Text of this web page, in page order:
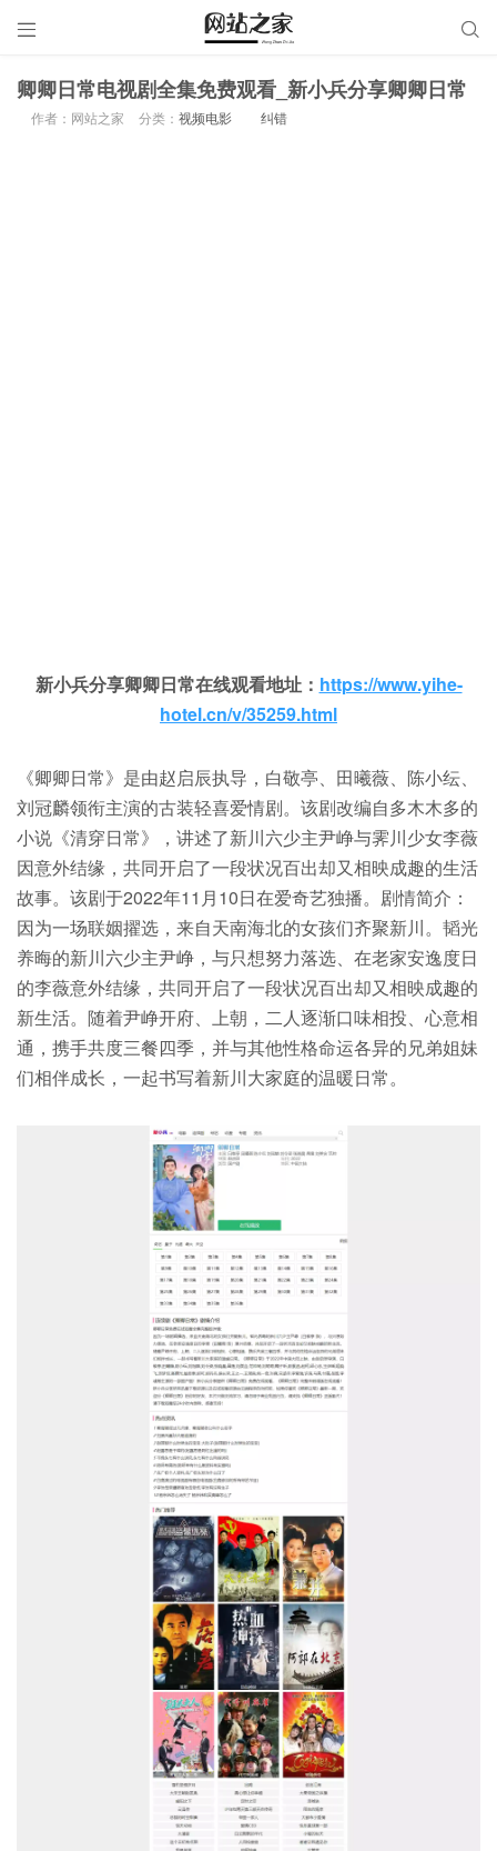
 
卿卿日常电视剧全集免费观看_新小兵分享卿卿日常
作者：网站之家 分类： 视频电影 纠错
新小兵分享卿卿日常在线观看地址： https://www.yihe-
hotel.cn/v/35259.html
《卿卿日常》是由赵启辰执导，白敬亭、田曦薇、陈小纭、
刘冠麟领衔主演的古装轻喜爱情剧。该剧改编自多木木多的
小说《清穿日常》，讲述了新川六少主尹峥与霁川少女李薇
因意外结缘，共同开启了一段状况百出却又相映成趣的生活
故事。该剧于2022年11月10日在爱奇艺独播。剧情简介：
因为一场联姻擢选，来自天南海北的女孩们齐聚新川。韬光
养晦的新川六少主尹峥，与只想努力落选、在老家安逸度日
的李薇意外结缘，共同开启了一段状况百出却又相映成趣的
新生活。随着尹峥开府、上朝，二人逐渐口味相投、心意相
通，携手共度三餐四季，并与其他性格命运各异的兄弟姐妹
们相伴成长，一起书写着新川大家庭的温暖日常。